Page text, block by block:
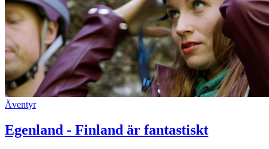
Äventyr
Egenland - Finland är fantastiskt